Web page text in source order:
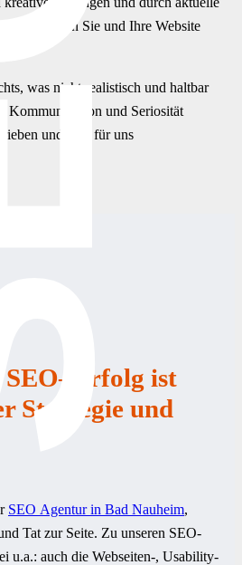
gehen Sie und Ihre Website
was nicht realistisch und haltbar
Kommunikation und Seriosität
und sind für uns
ist
Strategie und
SEO Agentur in Bad Nauheim,
Tat zur Seite. Zu unseren SEO-
u.a.: auch die Webseiten-, Usability-